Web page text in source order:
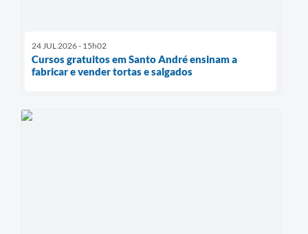
24 JUL 2026 - 15h02
Cursos gratuitos em Santo André ensinam a
fabricar e vender tortas e salgados